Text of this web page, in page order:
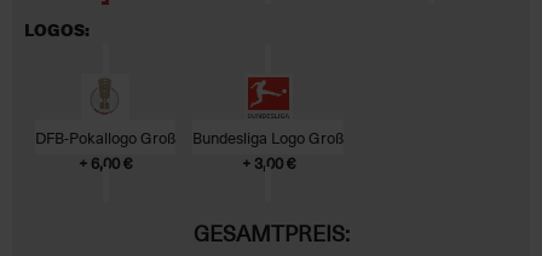
LOGOS:
DFB-Pokallogo Groß
+ 6,00 €
Bundesliga Logo Groß
+ 3,00 €
GESAMTPREIS: